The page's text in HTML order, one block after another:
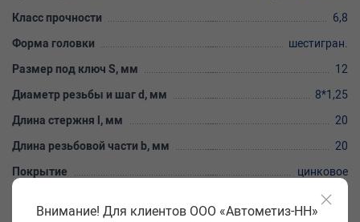
Класс прочности
6,8
Форма головки
шестигран.
Размер под ключ S, мм
12
Диаметр резьбы и шаг d, мм
8*1,25
Длина стержня l, мм
20
Длина резьбовой части b, мм
20
Покрытие
цинковое
Внимание! Для клиентов ООО «Автометиз-НН»